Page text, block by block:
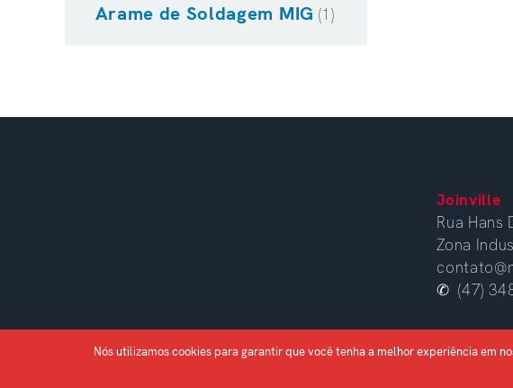
Arame de Soldagem MIG (1)
Joinville
Rua
Zona
✆ (47)
Nós utilizamos cookies para garantir que você tenha a melhor experiência em